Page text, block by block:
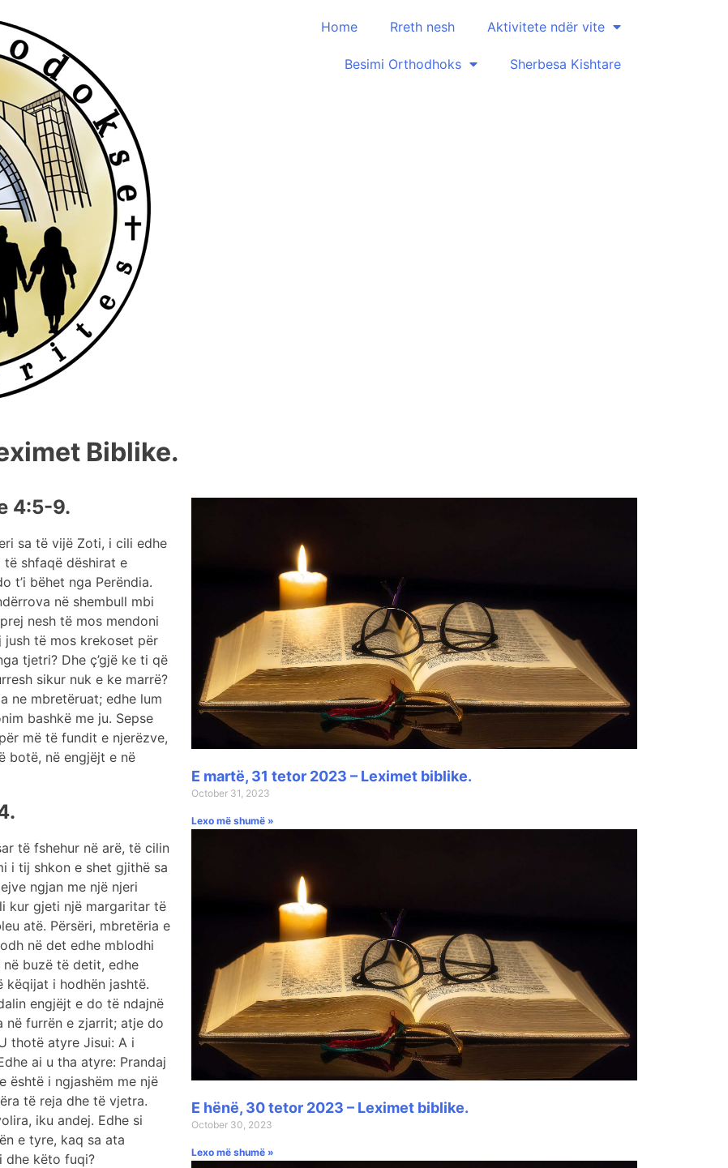
Home Rreth nesh Aktivitete ndër vite
Besimi Orthodhoks Sherbesa Kishtare
Biblike.
4:5-9.
sa të vijë Zoti, i cili edhe
shfaqë dëshirat e
t’i bëhet nga Perëndia.
në shembull mbi
nesh të mos mendoni
jush të mos krekoset për
tjetri? Dhe ç’gjë ke ti që
sikur nuk e ke marrë?
ne mbretëruat; edhe lum
bashkë me ju. Sepse
më të fundit e njerëzve,
botë, në engjëjt e në
të fshehur në arë, të cilin
i tij shkon e shet gjithë sa
ngjan me një njeri
kur gjeti një margaritar të
atë. Përsëri, mbretëria e
në det edhe mblodhi
buzë të detit, edhe
këqijat i hodhën jashtë.
engjëjt e do të ndajnë
në furrën e zjarrit; atje do
thotë atyre Jisui: A i
ai u tha atyre: Prandaj
është i ngjashëm me një
të reja dhe të vjetra.
iku andej. Edhe si
e tyre, kaq sa ata
dhe këto fuqi?
E martë, 31 tetor 2023 – Leximet biblike.
October 31, 2023
Lexo më shumë »
E hënë, 30 tetor 2023 – Leximet biblike.
October 30, 2023
Lexo më shumë »